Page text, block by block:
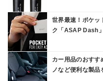
世界最速！ポケッ
ク「ASAP Dash」
カー用品のおすす
ノなど便利な製品